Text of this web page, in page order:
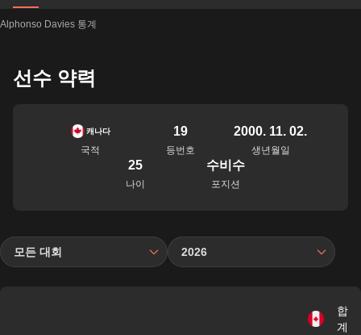
Alphonso Davies 통계
선수 약력
캐나다
국적
19
등번호
2000. 11. 02.
생년월일
25
나이
수비수
포지션
모든 대회 2026
합
계